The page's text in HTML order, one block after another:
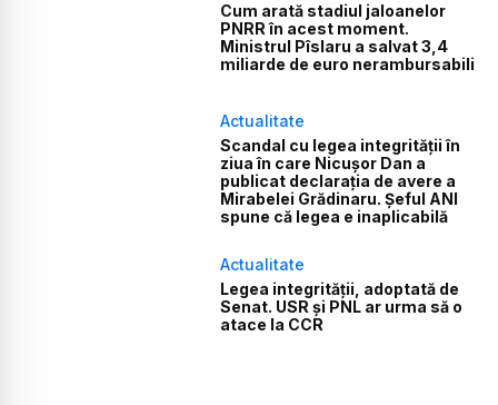
Cum arată stadiul jaloanelor
PNRR în acest moment.
Ministrul Pîslaru a salvat 3,4
miliarde de euro nerambursabili
Actualitate
Scandal cu legea integrității în
ziua în care Nicușor Dan a
publicat declarația de avere a
Mirabelei Grădinaru. Șeful ANI
spune că legea e inaplicabilă
Actualitate
Legea integrității, adoptată de
Senat. USR și PNL ar urma să o
atace la CCR